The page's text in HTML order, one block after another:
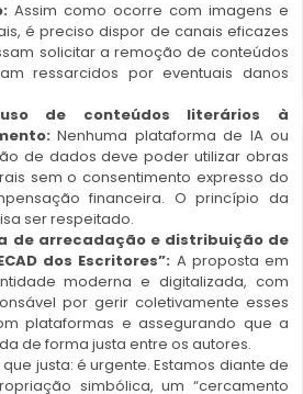
Assim como ocorre com imagens e
é preciso dispor de canais eficazes
solicitar a remoção de conteúdos
ressarcidos por eventuais danos
de conteúdos literários à
Nenhuma plataforma de IA ou
de dados deve poder utilizar obras
sem o consentimento expresso do
financeira. O princípio da
ser respeitado.
de arrecadação e distribuição de
dos Escritores”: A proposta em
moderna e digitalizada, com
por gerir coletivamente esses
plataformas e assegurando que a
de forma justa entre os autores.
justa: é urgente. Estamos diante de
simbólica, um “cercamento